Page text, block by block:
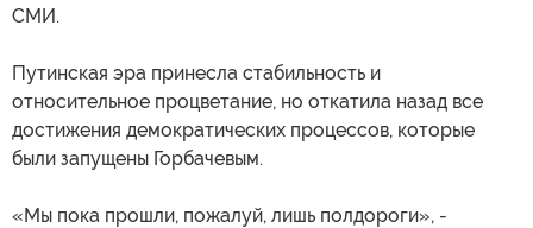
СМИ.
Путинская эра принесла стабильность и
относительное процветание, но откатила назад все
достижения демократических процессов, которые
были запущены Горбачевым.
«Мы пока прошли, пожалуй, лишь полдороги», -